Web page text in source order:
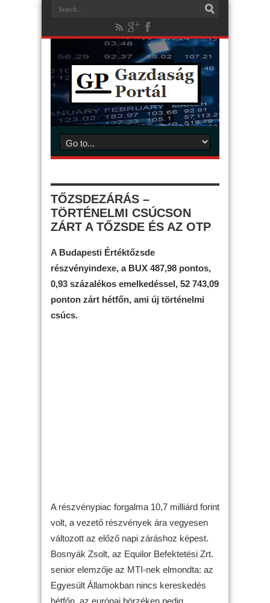
TŐZSDEZÁRÁS –
TÖRTÉNELMI CSÚCSON
ZÁRT A TŐZSDE ÉS AZ OTP
A Budapesti Értéktőzsde
részvényindexe, a BUX 487,98 pontos,
0,93 százalékos emelkedéssel, 52 743,09
ponton zárt hétfőn, ami új történelmi
csúcs.
A részvénypiac forgalma 10,7 milliárd forint
volt, a vezető részvények ára vegyesen
változott az előző napi záráshoz képest.
Bosnyák Zsolt, az Equilor Befektetési Zrt.
senior elemzője az MTI-nek elmondta: az
Egyesült Államokban nincs kereskedés
hétfőn, az európai börzéken pedig